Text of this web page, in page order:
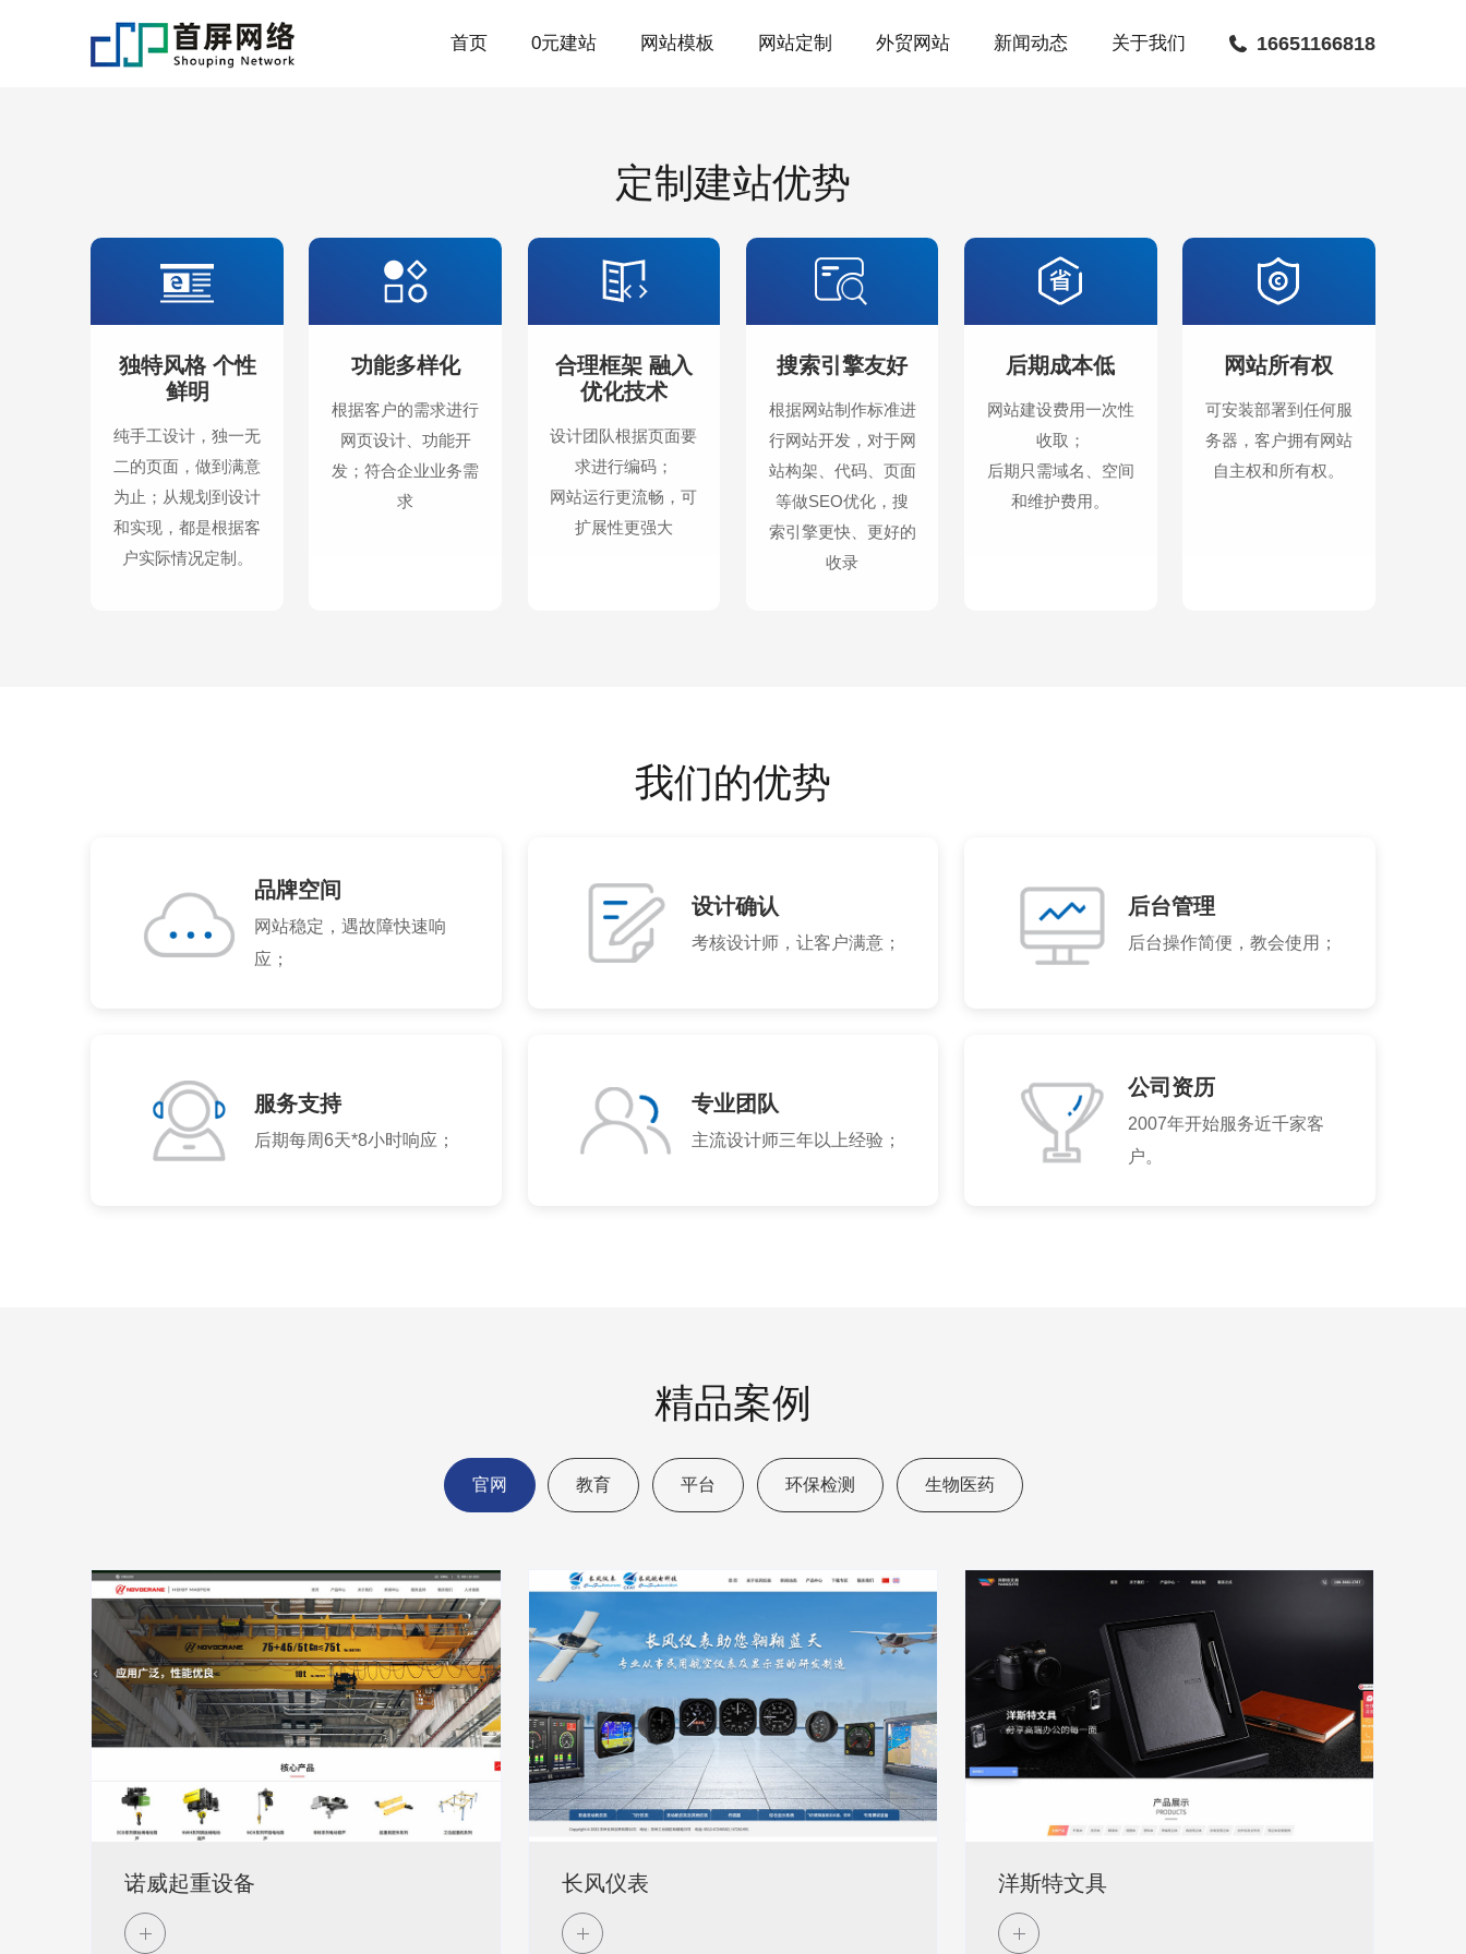
16651166818
首页 0元建站 网站模板 网站定制 外贸网站 新闻动态 关于我们
定制建站优势
独特风格 个性
鲜明
纯手工设计，独一无
二的页面，做到满意
为止；从规划到设计
和实现，都是根据客
户实际情况定制。
功能多样化
根据客户的需求进行
网页设计、功能开
发；符合企业业务需
求
合理框架 融入
优化技术
设计团队根据页面要
求进行编码；
网站运行更流畅，可
扩展性更强大
搜索引擎友好
根据网站制作标准进
行网站开发，对于网
站构架、代码、页面
等做SEO优化，搜
索引擎更快、更好的
收录
后期成本低
网站建设费用一次性
收取；
后期只需域名、空间
和维护费用。
网站所有权
可安装部署到任何服
务器，客户拥有网站
自主权和所有权。
我们的优势
品牌空间
网站稳定，遇故障快速响
应；
设计确认
考核设计师，让客户满意；
后台管理
后台操作简便，教会使用；
服务支持
后期每周6天*8小时响应；
专业团队
主流设计师三年以上经验；
公司资历
2007年开始服务近千家客
户。
精品案例
官网 教育 平台 环保检测 生物医药
诺威起重设备 长风仪表 洋斯特文具